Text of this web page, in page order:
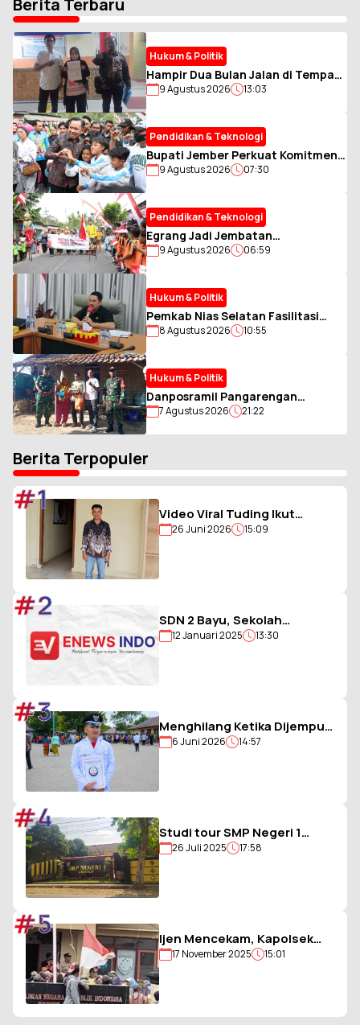
Berita Terbaru
Hukum & Politik
Hampir Dua Bulan Jalan di Tempat,
Kasus Teror Staf MTsN 1 Asahan
9 Agustus 2026 13:03
Pendidikan & Teknologi
Bupati Jember Perkuat Komitmen
Penuhi Hak Anak melalui RBI
9 Agustus 2026 07:30
Pendidikan & Teknologi
Egrang Jadi Jembatan
Keberagaman di Ledokombo -
9 Agustus 2026 06:59
Hukum & Politik
Pemkab Nias Selatan Fasilitasi
Pengumpulan Zakat ASN Muslim,
8 Agustus 2026 10:55
Hukum & Politik
Danposramil Pangarengan
Gandeng AWAS Salurkan Bantuan
7 Agustus 2026 21:22
Berita Terpopuler
Video Viral Tuding Ikut
Memukul, Kades
26 Juni 2026 15:09
#1
SDN 2 Bayu, Sekolah
Berjargon Guru 5G yang
12 Januari 2025 13:30
#2
Menghilang Ketika Dijemput
Paksa Polisi, Kades Balohao
6 Juni 2026 14:57
#3
Studi tour SMP Negeri 1
Ambulu Gagal, Uang Iuran
26 Juli 2025 17:58
#4
Ijen Mencekam, Kapolsek
Sempol Disandera, Bendera
17 November 2025 15:01
#5